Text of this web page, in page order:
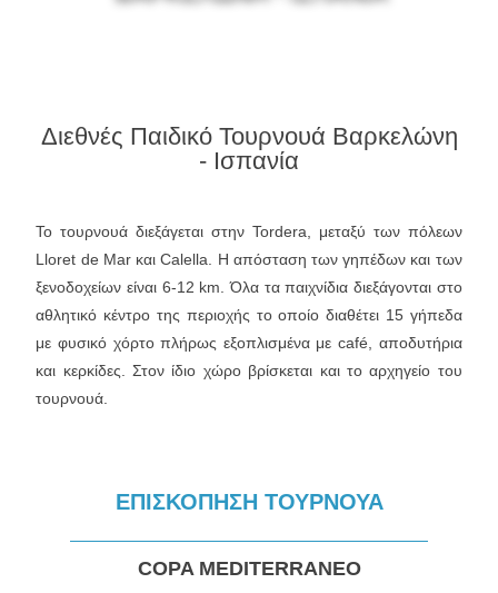
Διεθνές Παιδικό Τουρνουά Βαρκελώνη
- Ισπανία
Το τουρνουά διεξάγεται στην Tordera, μεταξύ των πόλεων
Lloret de Mar και Calella. H απόσταση των γηπέδων και των
ξενοδοχείων είναι 6-12 km. Όλα τα παιχνίδια διεξάγονται στο
αθλητικό κέντρο της περιοχής το οποίο διαθέτει 15 γήπεδα
με φυσικό χόρτο πλήρως εξοπλισμένα με café, αποδυτήρια
και κερκίδες. Στον ίδιο χώρο βρίσκεται και το αρχηγείο του
τουρνουά.
ΕΠΙΣΚΟΠΗΣΗ ΤΟΥΡΝΟΥΑ
COPA MEDITERRANEO